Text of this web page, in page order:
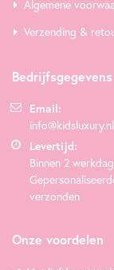
Algemene
Verzending &
Bedrijfsgegevens
Email:
info@kidsluxury.nl
Levertijd:
Binnen 2
verzonden
Onze voordelen